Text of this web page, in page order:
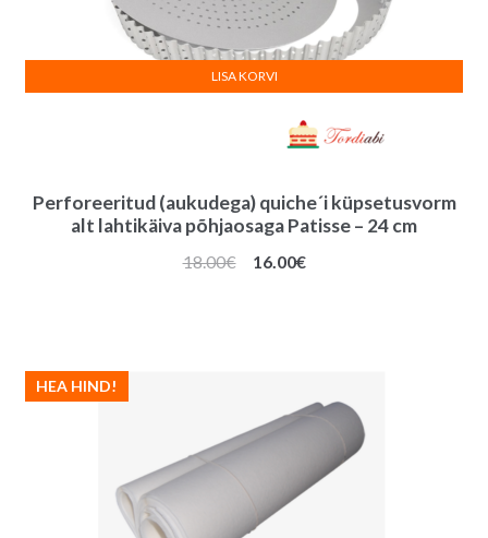
Perforeeritud (aukudega) quiche´i küpsetusvorm
alt lahtikäiva põhjaosaga Patisse – 24 cm
18.00€
Algne
16.00€Praegune
LISA KORVI
HEA HIND!